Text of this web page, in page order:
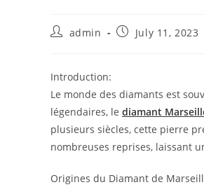
Postadmin
PostJuly 11, 2023
Introduction:
Le monde des diamants est
légendaires, le diamant
plusieurs siècles, cette pierre
nombreuses reprises, laissant
Origines du Diamant de